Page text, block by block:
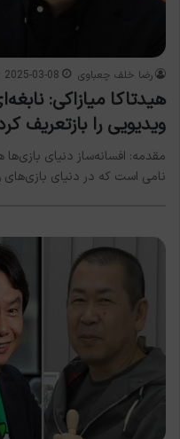
رضا خلف چعباوی 2025-03-08
هیدتاکا میازاکی:
ویدیویی را بازتعریف
نامی است که در دنیای بازی‌های